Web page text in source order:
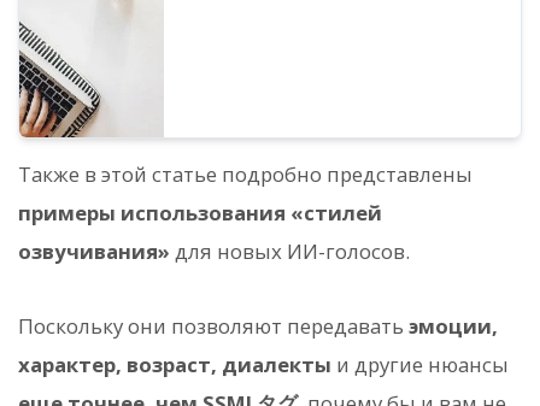
Также в этой статье подробно представлены
примеры использования «стилей
озвучивания» для новых ИИ-голосов.
Поскольку они позволяют передавать эмоции,
характер, возраст, диалекты и другие нюансы